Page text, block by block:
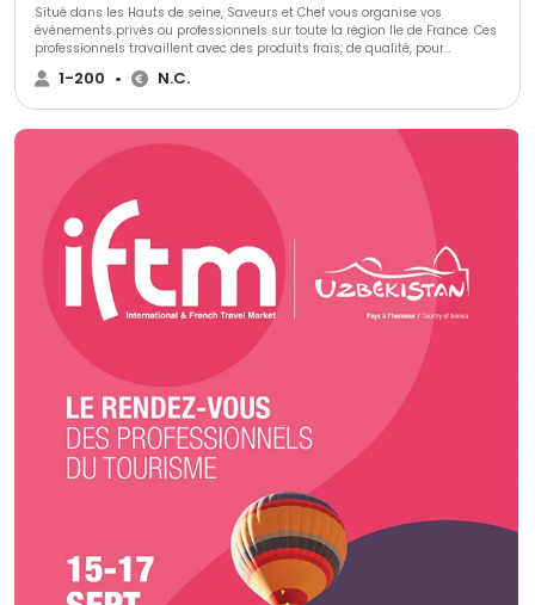
Situé dans les Hauts de seine, Saveurs et Chef vous organise vos
événements privés ou professionnels sur toute la région Ile de France. Ces
professionnels travaillent avec des produits frais, de qualité, pour
répondre à toutes vos demandes. Ils s’adapteront à toutes vos exigences
avec créativité et inventivité. Tout est personnalisable et fait maison, par
1-200 • N.C.